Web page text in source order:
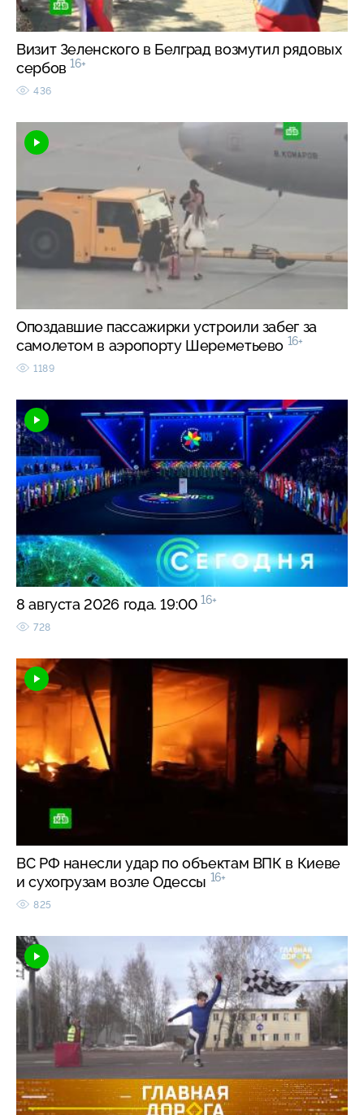
Визит Зеленского в Белград возмутил рядовых
сербов 16+
436
Опоздавшие пассажирки устроили забег за
самолетом в аэропорту Шереметьево 16+
1189
8 августа 2026 года. 19:00 16+
728
ВС РФ нанесли удар по объектам ВПК в Киеве
и сухогрузам возле Одессы 16+
825